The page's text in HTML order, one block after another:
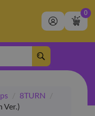
0
/ 8TURN
/
Ver.)